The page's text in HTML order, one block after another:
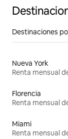
Destinaciones
Nueva York
Florencia
Miami